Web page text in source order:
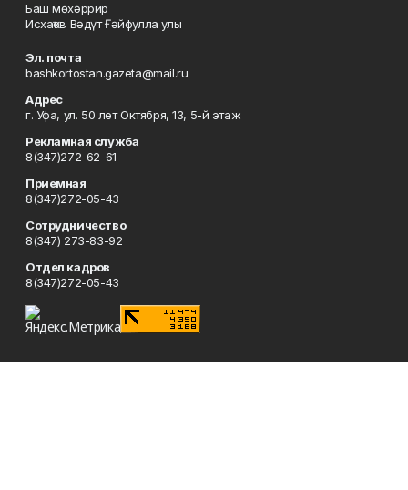
Баш мөхәррир
Исхаҡов Вәдүт Ғәйфулла улы
Эл. почта
bashkortostan.gazeta@mail.ru
Адрес
г. Уфа, ул. 50 лет Октября, 13, 5-й этаж
Рекламная служба
8(347)272-62-61
Приемная
8(347)272-05-43
Сотрудничество
8(347) 273-83-92
Отдел кадров
8(347)272-05-43